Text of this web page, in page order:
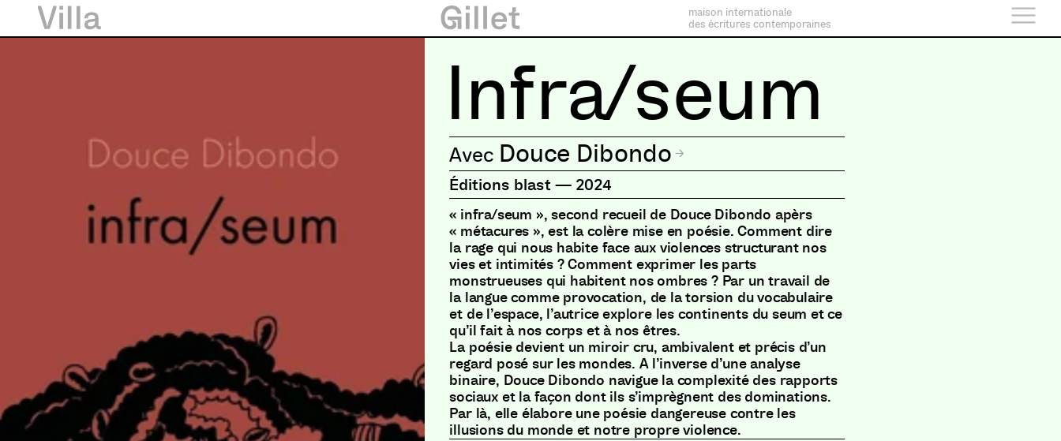
maison internationale
des écritures contemporaines
Infra/seum
Douce Dibondo
Éditions blast — 2024
« infra/seum », second recueil de Douce Dibondo apèrs
« métacures », est la colère mise en poésie. Comment dire
la rage qui nous habite face aux violences structurant nos
vies et intimités ? Comment exprimer les parts
monstrueuses qui habitent nos ombres ? Par un travail de
la langue comme provocation, de la torsion du vocabulaire
et de l’espace, l’autrice explore les continents du seum et ce
qu’il fait à nos corps et à nos êtres.
La poésie devient un miroir cru, ambivalent et précis d’un
regard posé sur les mondes. A l’inverse d’une analyse
binaire, Douce Dibondo navigue la complexité des rapports
sociaux et la façon dont ils s’imprègnent des dominations.
Par là, elle élabore une poésie dangereuse contre les
illusions du monde et notre propre violence.